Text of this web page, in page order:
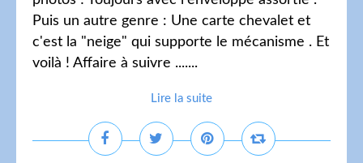
Puis un autre genre : Une carte chevalet et
c'est la "neige" qui supporte le mécanisme . Et
voilà ! Affaire à suivre .......
Lire la suite